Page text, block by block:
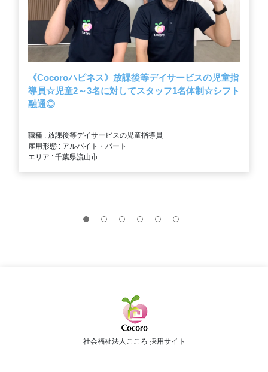
《Cocoroハピネス》放課後等デイサービスの児童指
導員☆児童2～3名に対してスタッフ1名体制☆シフト
融通◎
職種 : 放課後等デイサービスの児童指導員
雇用形態 : アルバイト・パート
エリア : 千葉県流山市
社会福祉法人こころ 採用サイト